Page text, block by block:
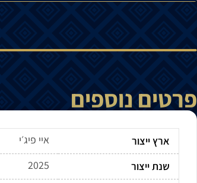
פרטים נוספים
ארץ ייצור
איי פיג׳י
שנת ייצור
2025